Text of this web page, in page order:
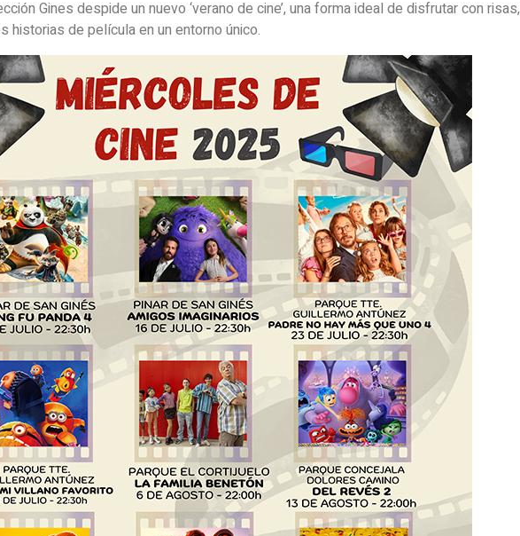
Gines despide un nuevo ‘verano de cine’, una forma ideal de disfrutar con risas,
historias de película en un entorno único.